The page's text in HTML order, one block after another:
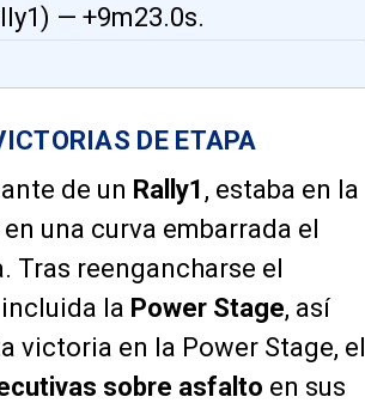
— +9m23.0s.
DE ETAPA
de un Rally1 , estaba en la
una curva embarrada el
Tras reengancharse el
incluida la Power Stage, así
victoria en la Power Stage, el
sobre asfalto en sus